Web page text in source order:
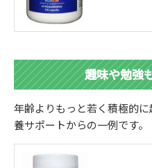
趣味や勉強
年齢よりもっと若く積極的
養サポートからの一例です。